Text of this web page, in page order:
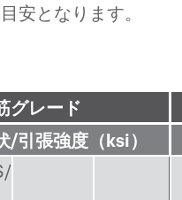
安となります。
グレード
/引張強度（ksi）